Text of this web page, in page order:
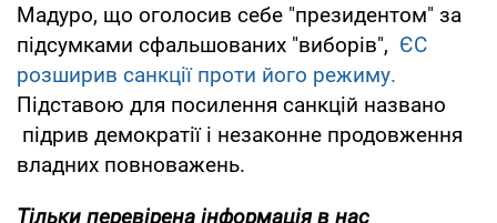
Мадуро, що оголосив себе "президентом" за
підсумками сфальшованих "виборів", ЄС
розширив санкції проти його режиму.
Підставою для посилення санкцій названо
підрив демократії і незаконне продовження
владних повноважень.
Тільки перевірена інформація в нас